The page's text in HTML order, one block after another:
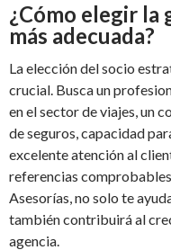
¿Cómo elegir
más adecuada?
La elección del socio
crucial. Busca un
en el sector de viajes, un
de seguros, capacidad
excelente atención al
referencias
Asesorías, no solo te
también contribuirá al
agencia.